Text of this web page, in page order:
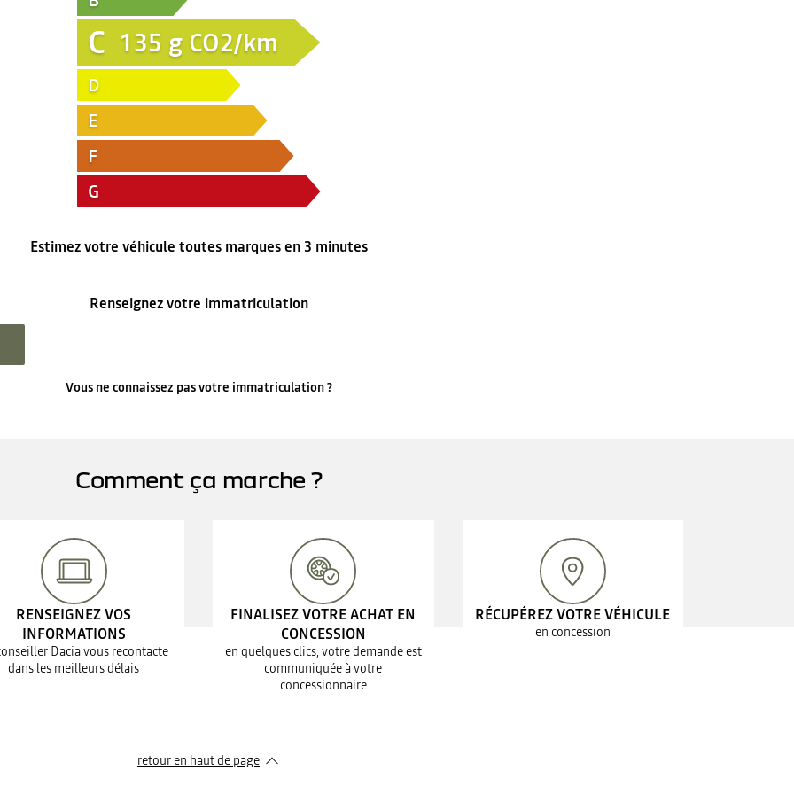
C 135 g CO2/km
D
E
F
G
Estimez votre véhicule toutes marques en 3 minutes
Renseignez votre immatriculation
Vous ne connaissez pas votre immatriculation ?
Comment ça marche ?
RENSEIGNEZ VOS
INFORMATIONS
Dacia vous recontacte
dans les meilleurs délais
FINALISEZ VOTRE ACHAT EN
CONCESSION
en quelques clics, votre demande est
communiquée à votre
concessionnaire
RÉCUPÉREZ VOTRE VÉHICULE
en concession
retour en haut de page​